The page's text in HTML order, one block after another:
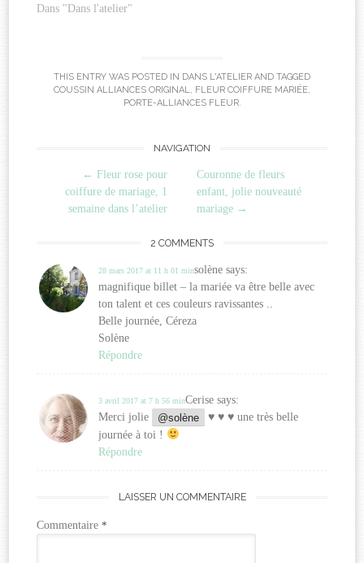
Dans "Dans l'atelier"
THIS ENTRY WAS POSTED IN DANS L'ATELIER AND TAGGED
COUSSIN ALLIANCES ORIGINAL, FLEUR COIFFURE MARIÉE,
PORTE-ALLIANCES FLEUR.
navigation
NAVIGATION
← Fleur rose pour
coiffure de mariage, 1
semaine dans l’atelier
Couronne de fleurs
enfant, jolie nouveauté
mariage →
2 COMMENTS
solène says:
28 mars 2017 at 11 h 01 min
magnifique billet – la mariée va être belle avec
ton talent et ces couleurs ravissantes ..
Belle journée, Céreza
Solène
Répondre
Cerise says:
3 avril 2017 at 7 h 56 min
Merci jolie @solène ♥ ♥ ♥une très belle
journée à toi !
Répondre
LAISSER UN COMMENTAIRE
Commentaire*